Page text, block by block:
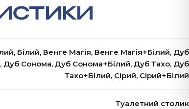
Білий, Венге Магія, Венге Магія+Білий, Дуб
Дуб Сонома, Дуб Сонома+Білий, Дуб Тахо, Дуб
Тахо+Білий, Сірий, Сірий+Білий
Туалетний столик